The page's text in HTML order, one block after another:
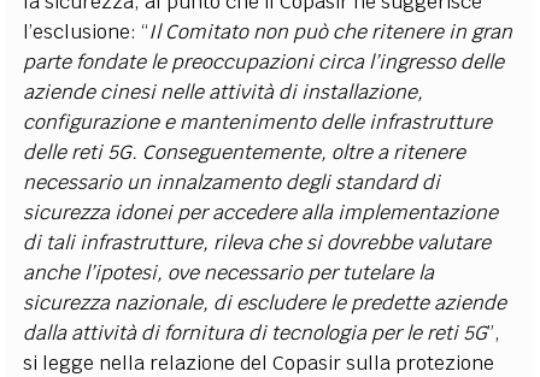
l’esclusione: “Il Comitato non può che ritenere in gran
parte fondate le preoccupazioni circa l’ingresso delle
aziende cinesi nelle attività di installazione,
configurazione e mantenimento delle infrastrutture
delle reti 5G. Conseguentemente, oltre a ritenere
necessario un innalzamento degli standard di
sicurezza idonei per accedere alla implementazione
di tali infrastrutture, rileva che si dovrebbe valutare
anche l’ipotesi, ove necessario per tutelare la
sicurezza nazionale, di escludere le predette aziende
dalla attività di fornitura di tecnologia per le reti 5G”,
si legge nella relazione del Copasir sulla protezione